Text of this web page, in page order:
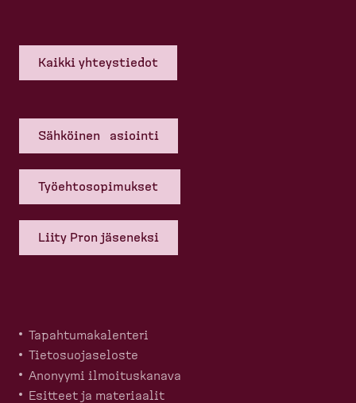
Kaikki yhteys­tiedot
Sähköinen asiointi
Työehto­so­pi­mukset
Liity Pron jäseneksi
Tapahtu­ma­ka­lenteri
Tietosuo­ja­seloste
Anonyymi ilmoitus­kanava
Esitteet ja materiaalit